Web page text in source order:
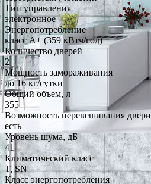
Тип управления
электронное
Энергопотребление
класс A+ (359 кВтч/год)
Количество дверей
2
Мощность замораживания
до 16 кг/cутки
Общий объем, л
355
Возможность перевешивания двери
есть
Уровень шума, дБ
41
Климатический класс
T, SN
Класс энергопотребления